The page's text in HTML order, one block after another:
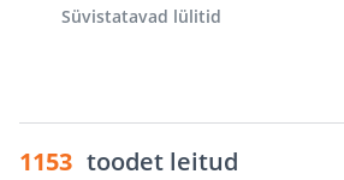
Süvistatavad lülitid
1153 toodet leitud